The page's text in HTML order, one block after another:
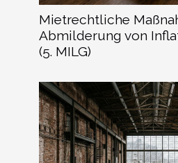
Mietrechtliche
Abmilderung von
(5. MILG)